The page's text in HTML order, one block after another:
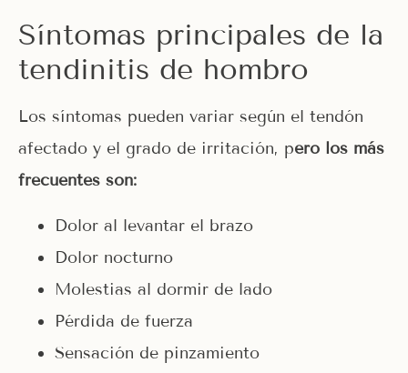
Síntomas principales de la
tendinitis de hombro
Los síntomas pueden variar según el tendón
afectado y el grado de irritación, pero los más
frecuentes son:
Dolor al levantar el brazo
Dolor nocturno
Molestias al dormir de lado
Pérdida de fuerza
Sensación de pinzamiento